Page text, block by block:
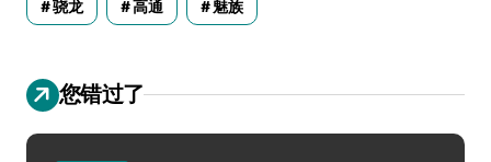
骁龙 高通 魅族
您错过了